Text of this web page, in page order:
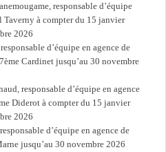
responsable d’équipe
Taverny à compter du 15 janvier
2026
d’équipe en agence de
Cardinet jusqu’au 30 novembre
responsable d’équipe en agence
Diderot à compter du 15 janvier
2026
d’équipe en agence de
jusqu’au 30 novembre 2026